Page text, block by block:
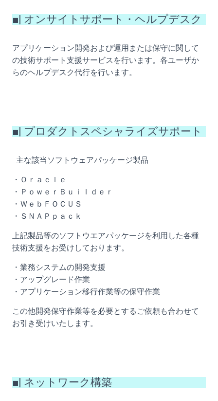
■| オンサイトサポート・ヘルプデスク
アプリケーション開発および運用または保守に関して
の技術サポート支援サービスを行います。各ユーザか
らのヘルプデスク代行を行います。
■| プロダクトスペシャライズサポート
主な該当ソフトウェアパッケージ製品
・Ｏｒａｃｌｅ
・ＰｏｗｅｒＢｕｉｌｄｅｒ
・ＷｅｂＦＯＣＵＳ
・ＳＮＡＰｐａｃｋ
上記製品等のソフトウエアパッケージを利用した各種
技術支援をお受けしております。
・業務システムの開発支援
・アップグレード作業
・アプリケーション移行作業等の保守作業
この他開発保守作業等を必要とするご依頼も合わせて
お引き受けいたします。
■| ネットワーク構築